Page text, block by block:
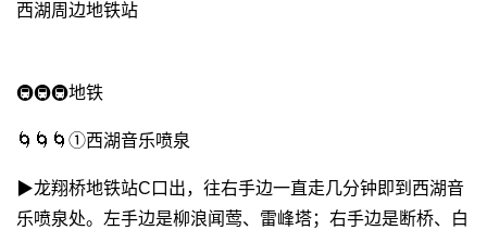
西湖周边地铁站
🚇🚇🚇地铁
🌀🌀🌀①西湖音乐喷泉
▶︎龙翔桥地铁站C口出，往右手边一直走几分钟即到西湖音
乐喷泉处。左手边是柳浪闻莺、雷峰塔；右手边是断桥、白